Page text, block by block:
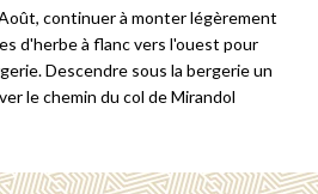
continuer à monter légèrement
d'herbe à flanc vers l'ouest pour
Descendre sous la bergerie un
le chemin du col de Mirandol